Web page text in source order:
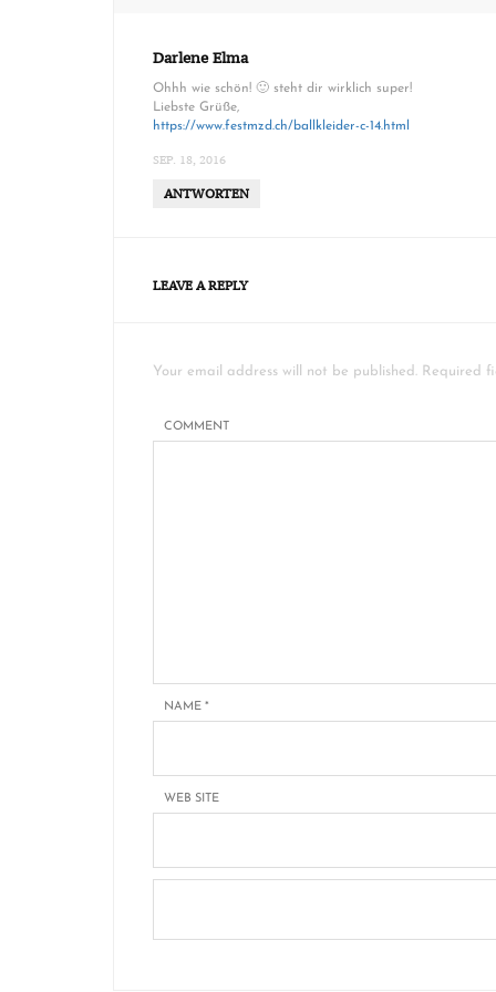
Darlene Elma
Ohhh wie schön! 🙂 steht dir wirklich super!
Liebste Grüße,
https://www.festmzd.ch/ballkleider-c-14.html
SEP. 18, 2016
ANTWORTEN
LEAVE A REPLY
Your email address will not be published. Required
COMMENT
NAME *
WEB SITE